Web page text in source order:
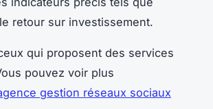
retour sur investissement.
qui proposent des services
pouvez voir plus
gestion réseaux sociaux